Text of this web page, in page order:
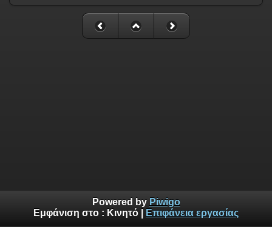
Powered by Piwigo
Εμφάνιση στο : Κινητό Επιφάνεια εργασίας